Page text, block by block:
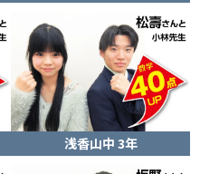
浅香山中 3年